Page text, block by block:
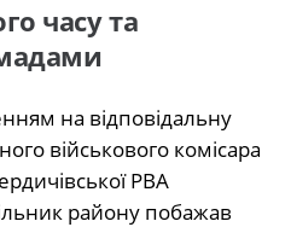
часу та
на відповідальну
військового комісара
РВА
району побажав